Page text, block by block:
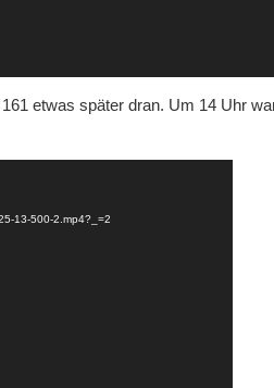
etwas später dran. Um 14 Uhr
13-500-2.mp4?_=2